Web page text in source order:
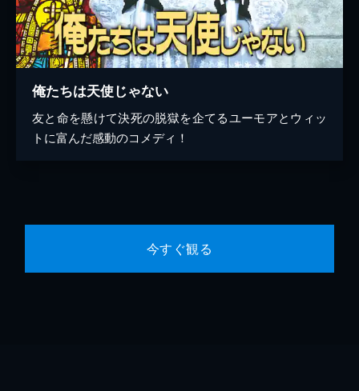
俺たちは天使じゃない
友と命を懸けて決死の脱獄を企てるユーモアとウィッ
トに富んだ感動のコメディ！
今すぐ観る